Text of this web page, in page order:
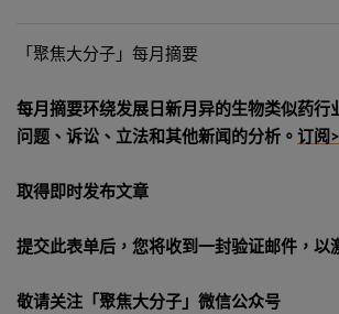
「聚焦大分子」每月摘要
每月摘要环绕发展日新月异的生物类似药行
问题、诉讼、立法和其他新闻的分析。 订阅
取得即时发布文章
提交此表单后，您将收到一封验证邮件，以
敬请关注「聚焦大分子」微信公众号